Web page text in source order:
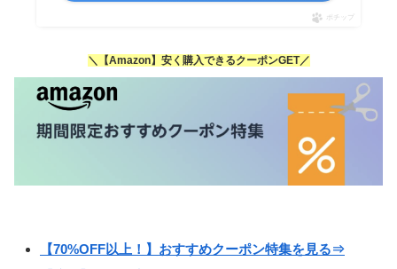
ポチップ
＼【Amazon】安く購入できるクーポンGET／
【70%OFF以上！】おすすめクーポン特集を見る⇒